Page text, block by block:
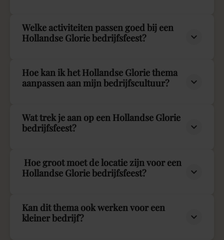
Welke activiteiten passen goed bij een
Hollandse Glorie bedrijfsfeest?
Hoe kan ik het Hollandse Glorie thema
aanpassen aan mijn bedrijfscultuur?
Wat trek je aan op een Hollandse Glorie
bedrijfsfeest?
Hoe groot moet de locatie zijn voor een
Hollandse Glorie bedrijfsfeest?
Kan dit thema ook werken voor een
kleiner bedrijf?